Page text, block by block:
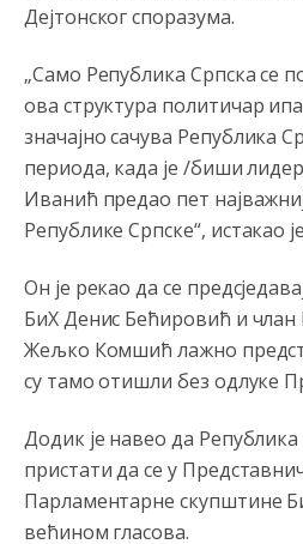
Дејтонског споразума.
„Само Република Српска се
ова структура политичар
значајно сачува Република
периода, када је /биши
Иванић предао пет
Републике Српске“, истакао
Он је рекао да се
БиХ Денис Бећировић и члан
Жељко Комшић лажно
су тамо отишли без одлуке
Додик је навео да
пристати да се у
Парламентарне скупштине
већином гласова.
Анонимно2793045 јуче 6:46
Zašto bolnica na Koševu prima
Teheran spašava živote
ustanove Srbija
Анонимно2553747 јуче
Kažu dolazi mađioničar na
to prerušeni fodik sa novim
778 tako je
Анонимно2796323 јуче 8:36
Sve su bitke zavrsene
Анонимно2553747 јуче 8:40
Lakše je tući djecu po
kriminalom.